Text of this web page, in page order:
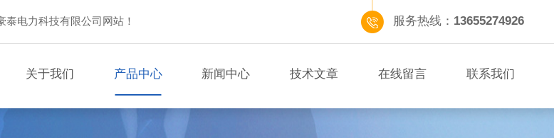
泰电力科技有限公司网站！ 服务热线： 13655274926
关于我们 产品中心 新闻中心 技术文章 在线留言 联系我们